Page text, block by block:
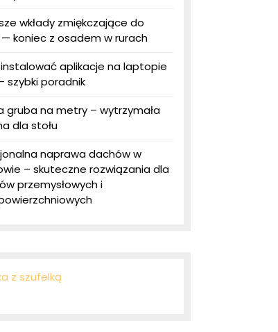
wkłady zmiękczające do
koniec z osadem w rurach
aplikacje na laptopie
szybki poradnik
gruba na metry – wytrzymała
dla stołu
naprawa dachów w
– skuteczne rozwiązania dla
przemysłowych i
z szufelką